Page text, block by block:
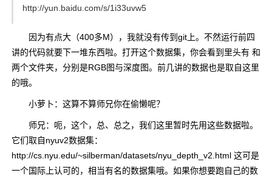
http://yun.baidu.com/s/1i33uvw5
因为有点大（400多M），我就没有传到git上。不然运行前四
讲的代码就要下一堆东西啦。打开这个数据集，你会看到里头有 和
两个文件夹，分别是RGB图与深度图。前几讲的数据也是取自这里
的哦。
小萝卜：这算不算师兄你在偷懒呢？
师兄：呃，这个，总、总之，我们这里暂时先用这些数据啦。
它们取自nyuv2数据集：
http://cs.nyu.edu/~silberman/datasets/nyu_depth_v2.html 这可是
一个国际上认可的，相当有名的数据集哦。如果你想要跑自己的数